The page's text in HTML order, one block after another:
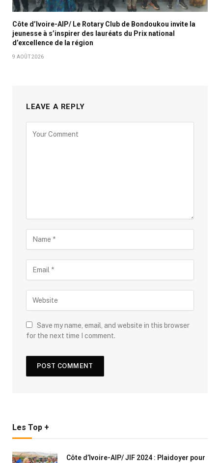
Côte d’Ivoire-AIP/ Le Rotary Club de Bondoukou invite la
jeunesse à s’inspirer des lauréats du Prix national
d’excellence de la région
9 AOÛT 2026
LEAVE A REPLY
Save my name, email, and website in this browser
for the next time I comment.
Les Top +
Côte d’Ivoire-AIP/ JIF 2024 : Plaidoyer pour